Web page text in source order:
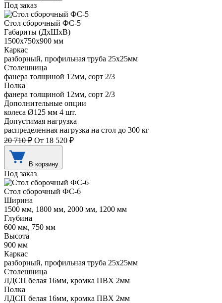
Под заказ
Стол сборочный ФС-5
Габариты (ДхШхВ)
1500х750х900 мм
Каркас
разборный, профильная труба 25х25мм
Столешница
фанера толщиной 12мм, сорт 2/3
Полка
фанера толщиной 12мм, сорт 2/3
Дополнительные опции
колеса Ø125 мм 4 шт.
Допустимая нагрузка
распределенная нагрузка на стол до 300 кг
20 710 ₽ От 18 520 ₽
В корзину
Под заказ
Стол сборочный ФС-6
Ширина
1500 мм, 1800 мм, 2000 мм, 1200 мм
Глубина
600 мм, 750 мм
Высота
900 мм
Каркас
разборный, профильная труба 25х25мм
Столешница
ЛДСП белая 16мм, кромка ПВХ 2мм
Полка
ЛДСП белая 16мм, кромка ПВХ 2мм